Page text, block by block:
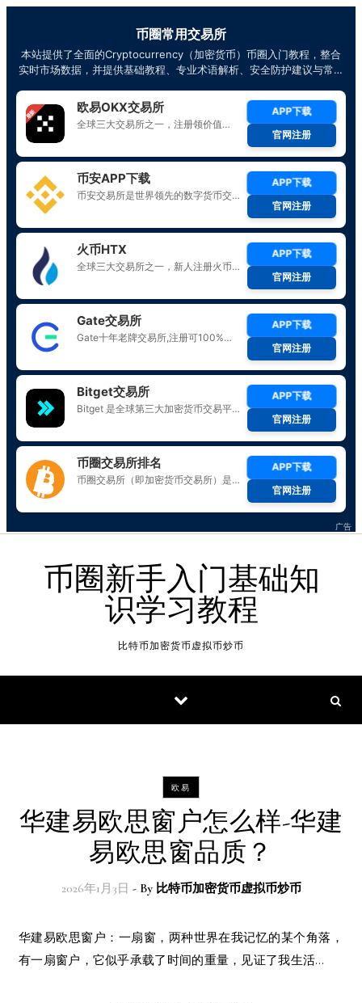
币圈新手入门基础知
识学习教程
比特币加密货币虚拟币炒币
欧易
华建易欧思窗户怎么样-华建
易欧思窗品质？
2026年1月3日 - By 比特币加密货币虚拟币炒币
华建易欧思窗户：一扇窗，两种世界在我记忆的某个角落，
有一扇窗户，它似乎承载了时间的重量，见证了我生活…